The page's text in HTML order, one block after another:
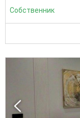
Собственник